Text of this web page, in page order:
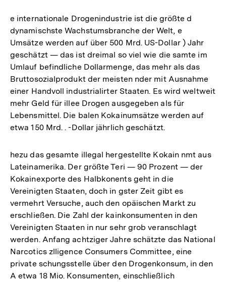
e internationale Drogenindustrie ist die größte d
dynamischste Wachstumsbranche der Welt, e
Umsätze werden auf über 500 Mrd. US-Dollar ) Jahr
geschätzt — das ist dreimal so viel wie die samte im
Umlauf befindliche Dollarmenge, das mehr als das
Bruttosozialprodukt der meisten nder mit Ausnahme
einer Handvoll industrialirter Staaten. Es wird weltweit
mehr Geld für illee Drogen ausgegeben als für
Lebensmittel. Die balen Kokainumsätze werden auf
etwa 150 Mrd. . -Dollar jährlich geschätzt.
hezu das gesamte illegal hergestellte Kokain nmt aus
Lateinamerika. Der größte Teri — 90 Prozent — der
Kokainexporte des Halbkonents geht in die
Vereinigten Staaten, doch in gster Zeit gibt es
vermehrt Versuche, auch den opäischen Markt zu
erschließen. Die Zahl der kainkonsumenten in den
Vereinigten Staaten in nur sehr grob veranschlagt
werden. Anfang achtziger Jahre schätzte das National
Narcotics zlligence Consumers Committee, eine
private schungsstelle über den Drogenkonsum, in den
A etwa 18 Mio. Konsumenten, einschließlich